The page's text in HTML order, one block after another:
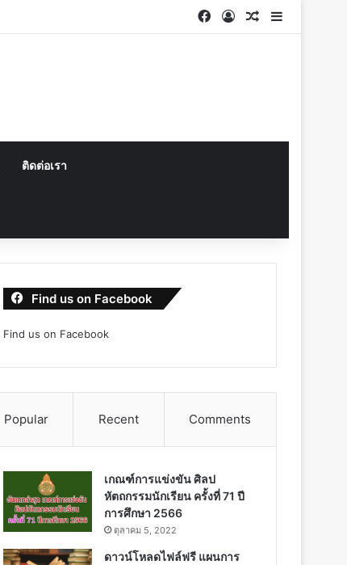
Facebook
Log InRandom
Sidebar
ติดต่อเรา
Find us on Facebook
Find us on Facebook
Popular Recent Comments
เกณฑ์การแข่งขัน ศิลป
หัตถกรรมนักเรียน ครั้งที่ 71 ปี
การศึกษา 2566
ตุลาคม 5, 2022
ดาวน์โหลดไฟล์ฟรี แผนการ